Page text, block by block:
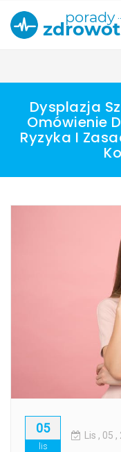
content
Dysplazja
Omówienie
Ryzyka I
05
lis
Lis , 05 ,